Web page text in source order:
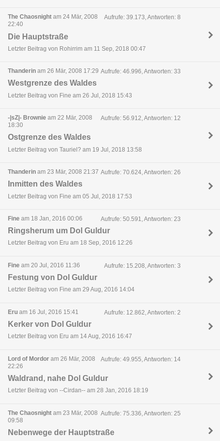
The Chaosnight am 24 Mär, 2008
22:40
Aufrufe: 39.173, Antworten: 8
Die Hauptstraße
Letzter Beitrag von Rohirrim am 11 Sep, 2018 00:47
Thanderin am 26 Mär, 2008 17:29 Aufrufe: 46.996, Antworten: 33
Westgrenze des Waldes
Letzter Beitrag von Fine am 26 Jul, 2018 15:43
-|sZ|- Brownie am 22 Mär, 2008
18:30
Aufrufe: 56.912, Antworten: 12
Ostgrenze des Waldes
Letzter Beitrag von Tauriel? am 19 Jul, 2018 13:58
Thanderin am 23 Mär, 2008 21:37 Aufrufe: 70.624, Antworten: 26
Inmitten des Waldes
Letzter Beitrag von Fine am 05 Jul, 2018 17:53
Fine am 18 Jan, 2016 00:06 Aufrufe: 50.591, Antworten: 23
Ringsherum um Dol Guldur
Letzter Beitrag von Eru am 18 Sep, 2016 12:26
Fine am 20 Jul, 2016 11:36 Aufrufe: 15.208, Antworten: 3
Festung von Dol Guldur
Letzter Beitrag von Fine am 29 Aug, 2016 14:04
Eru am 16 Jul, 2016 15:41 Aufrufe: 12.862, Antworten: 2
Kerker von Dol Guldur
Letzter Beitrag von Eru am 14 Aug, 2016 16:47
Lord of Mordor am 26 Mär, 2008
22:26
Aufrufe: 49.955, Antworten: 14
Waldrand, nahe Dol Guldur
Letzter Beitrag von --Cirdan-- am 28 Jan, 2016 18:19
The Chaosnight am 23 Mär, 2008
09:58
Aufrufe: 75.336, Antworten: 25
Nebenwege der Hauptstraße